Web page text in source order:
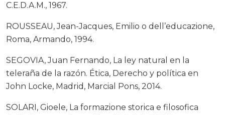
C.E.D.A.M., 1967.
ROUSSEAU, Jean-Jacques, Emilio o dell’educazione,
Roma, Armando, 1994.
SEGOVIA, Juan Fernando, La ley natural en la
teleraña de la razón. Ética, Derecho y política en
John Locke, Madrid, Marcial Pons, 2014.
SOLARI, Gioele, La formazione storica e filosofica